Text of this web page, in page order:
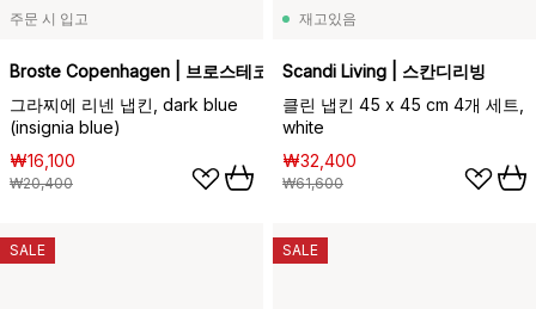
주문 시 입고
Broste Copenhagen | 브로스테코펜하겐
그라찌에 리넨 냅킨, dark blue
(insignia blue)
₩16,100
₩20,400
재고있음
Scandi Living | 스칸디리빙
클린 냅킨 45 x 45 cm 4개 세트,
white
₩32,400
₩61,600
SALE SALE